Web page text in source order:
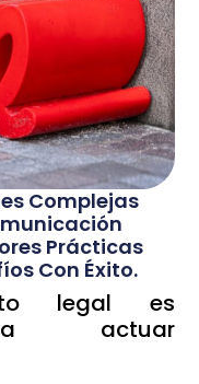
Complejas
Prácticas
Con Éxito.
legal es
actuar